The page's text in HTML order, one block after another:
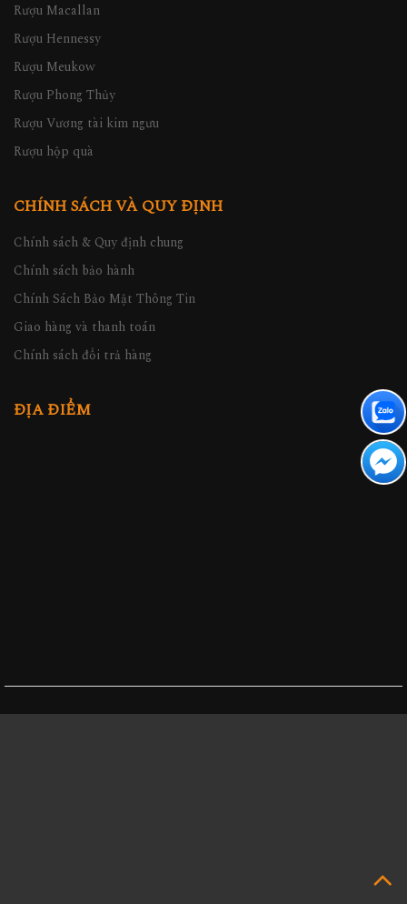
Rượu Macallan
Rượu Hennessy
Rượu Meukow
Rượu Phong Thủy
Rượu Vương tài kim ngưu
Rượu hộp quà
CHÍNH SÁCH VÀ QUY ĐỊNH
Chính sách & Quy định chung
Chính sách bảo hành
Chính Sách Bảo Mật Thông Tin
Giao hàng và thanh toán
Chính sách đổi trả hàng
ĐỊA ĐIỂM